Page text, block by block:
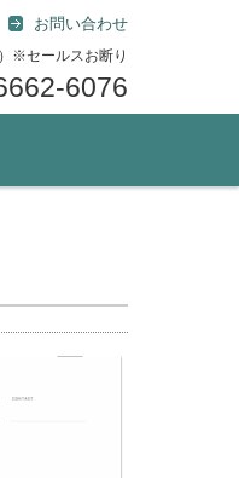
お問い合わせ
※セールスお断り
6076